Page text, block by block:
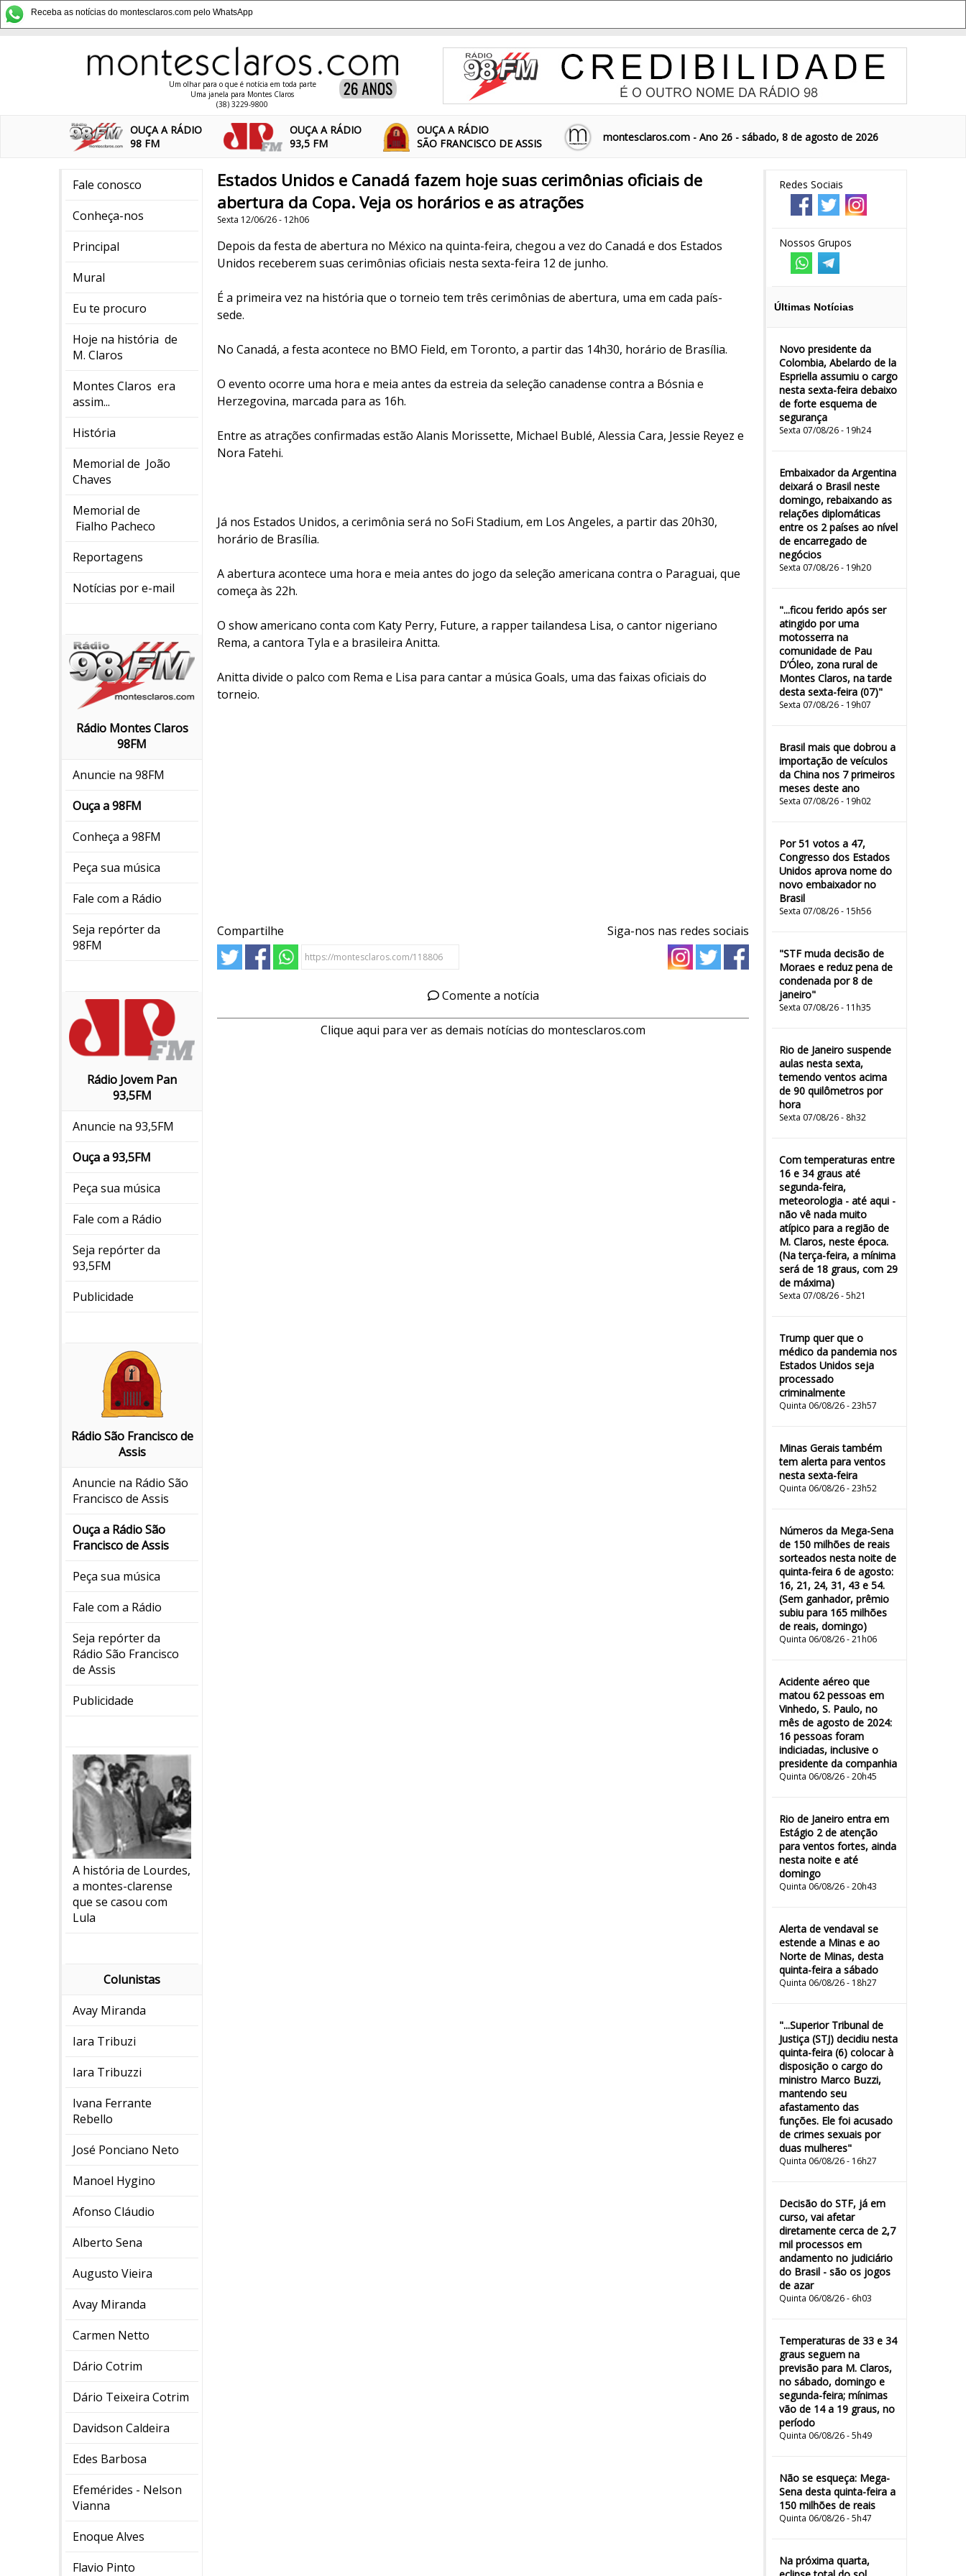
Receba as notícias do montesclaros.com pelo WhatsApp
Um olhar para o que é notícia em toda parte
Uma janela para Montes Claros
(38) 3229-9800
OUÇA A RÁDIO
98 FM
OUÇA A RÁDIO
93,5 FM
OUÇA A RÁDIO
SÃO FRANCISCO DE ASSIS
montesclaros.com - Ano 26 - sábado, 8 de agosto de 2026
Fale conosco
Conheça-nos
Principal
Mural
Eu te procuro
Hoje na história de
M. Claros
Montes Claros era
assim...
História
Memorial de João
Chaves
Memorial de
Fialho Pacheco
Reportagens
Notícias por e-mail
Rádio Montes Claros
98FM
Anuncie na 98FM
Ouça a 98FM
Conheça a 98FM
Peça sua música
Fale com a Rádio
Seja repórter da
98FM
Rádio Jovem Pan
93,5FM
Anuncie na 93,5FM
Ouça a 93,5FM
Peça sua música
Fale com a Rádio
Seja repórter da
93,5FM
Publicidade
Rádio São Francisco de
Assis
Anuncie na Rádio São
Francisco de Assis
Ouça a Rádio São
Francisco de Assis
Peça sua música
Fale com a Rádio
Seja repórter da
Rádio São Francisco
de Assis
Publicidade
A história de Lourdes,
a montes-clarense
que se casou com
Lula
Colunistas
Avay Miranda
Iara Tribuzi
Iara Tribuzzi
Ivana Ferrante
Rebello
José Ponciano Neto
Manoel Hygino
Afonso Cláudio
Alberto Sena
Augusto Vieira
Avay Miranda
Carmen Netto
Dário Cotrim
Dário Teixeira Cotrim
Davidson Caldeira
Edes Barbosa
Efemérides - Nelson
Vianna
Enoque Alves
Flavio Pinto
Redes Sociais
Nossos Grupos
Últimas Notícias
Novo presidente da
Colombia, Abelardo de la
Espriella assumiu o cargo
nesta sexta-feira debaixo
de forte esquema de
segurança
Sexta 07/08/26 - 19h24
Embaixador da Argentina
deixará o Brasil neste
domingo, rebaixando as
relações diplomáticas
entre os 2 países ao nível
de encarregado de
negócios
Sexta 07/08/26 - 19h20
"...ficou ferido após ser
atingido por uma
motosserra na
comunidade de Pau
D’Óleo, zona rural de
Montes Claros, na tarde
desta sexta-feira (07)"
Sexta 07/08/26 - 19h07
Brasil mais que dobrou a
importação de veículos
da China nos 7 primeiros
meses deste ano
Sexta 07/08/26 - 19h02
Por 51 votos a 47,
Congresso dos Estados
Unidos aprova nome do
novo embaixador no
Brasil
Sexta 07/08/26 - 15h56
"STF muda decisão de
Moraes e reduz pena de
condenada por 8 de
janeiro"
Sexta 07/08/26 - 11h35
Rio de Janeiro suspende
aulas nesta sexta,
temendo ventos acima
de 90 quilômetros por
hora
Sexta 07/08/26 - 8h32
Com temperaturas entre
16 e 34 graus até
segunda-feira,
meteorologia - até aqui -
não vê nada muito
atípico para a região de
M. Claros, neste época.
(Na terça-feira, a mínima
será de 18 graus, com 29
de máxima)
Sexta 07/08/26 - 5h21
Trump quer que o
médico da pandemia nos
Estados Unidos seja
processado
criminalmente
Quinta 06/08/26 - 23h57
Minas Gerais também
tem alerta para ventos
nesta sexta-feira
Quinta 06/08/26 - 23h52
Números da Mega-Sena
de 150 milhões de reais
sorteados nesta noite de
quinta-feira 6 de agosto:
16, 21, 24, 31, 43 e 54.
(Sem ganhador, prêmio
subiu para 165 milhões
de reais, domingo)
Quinta 06/08/26 - 21h06
Acidente aéreo que
matou 62 pessoas em
Vinhedo, S. Paulo, no
mês de agosto de 2024:
16 pessoas foram
indiciadas, inclusive o
presidente da companhia
Quinta 06/08/26 - 20h45
Rio de Janeiro entra em
Estágio 2 de atenção
para ventos fortes, ainda
nesta noite e até
domingo
Quinta 06/08/26 - 20h43
Alerta de vendaval se
estende a Minas e ao
Norte de Minas, desta
quinta-feira a sábado
Quinta 06/08/26 - 18h27
"...Superior Tribunal de
Justiça (STJ) decidiu nesta
quinta-feira (6) colocar à
disposição o cargo do
ministro Marco Buzzi,
mantendo seu
afastamento das
funções. Ele foi acusado
de crimes sexuais por
duas mulheres"
Quinta 06/08/26 - 16h27
Decisão do STF, já em
curso, vai afetar
diretamente cerca de 2,7
mil processos em
andamento no judiciário
do Brasil - são os jogos
de azar
Quinta 06/08/26 - 6h03
Temperaturas de 33 e 34
graus seguem na
previsão para M. Claros,
no sábado, domingo e
segunda-feira; mínimas
vão de 14 a 19 graus, no
período
Quinta 06/08/26 - 5h49
Não se esqueça: Mega-
Sena desta quinta-feira a
150 milhões de reais
Quinta 06/08/26 - 5h47
Na próxima quarta,
Estados Unidos e Canadá fazem hoje suas cerimônias oficiais de
abertura da Copa. Veja os horários e as atrações
Sexta 12/06/26 - 12h06
Depois da festa de abertura no México na quinta-feira, chegou a vez do Canadá e dos Estados
Unidos receberem suas cerimônias oficiais nesta sexta-feira 12 de junho.
É a primeira vez na história que o torneio tem três cerimônias de abertura, uma em cada país-
sede.
No Canadá, a festa acontece no BMO Field, em Toronto, a partir das 14h30, horário de Brasília.
O evento ocorre uma hora e meia antes da estreia da seleção canadense contra a Bósnia e
Herzegovina, marcada para as 16h.
Entre as atrações confirmadas estão Alanis Morissette, Michael Bublé, Alessia Cara, Jessie Reyez e
Nora Fatehi.
Já nos Estados Unidos, a cerimônia será no SoFi Stadium, em Los Angeles, a partir das 20h30,
horário de Brasília.
A abertura acontece uma hora e meia antes do jogo da seleção americana contra o Paraguai, que
começa às 22h.
O show americano conta com Katy Perry, Future, a rapper tailandesa Lisa, o cantor nigeriano
Rema, a cantora Tyla e a brasileira Anitta.
Anitta divide o palco com Rema e Lisa para cantar a música Goals, uma das faixas oficiais do
torneio.
Compartilhe Siga-nos nas redes sociais
Comente a notícia
Clique aqui para ver as demais notícias do montesclaros.com